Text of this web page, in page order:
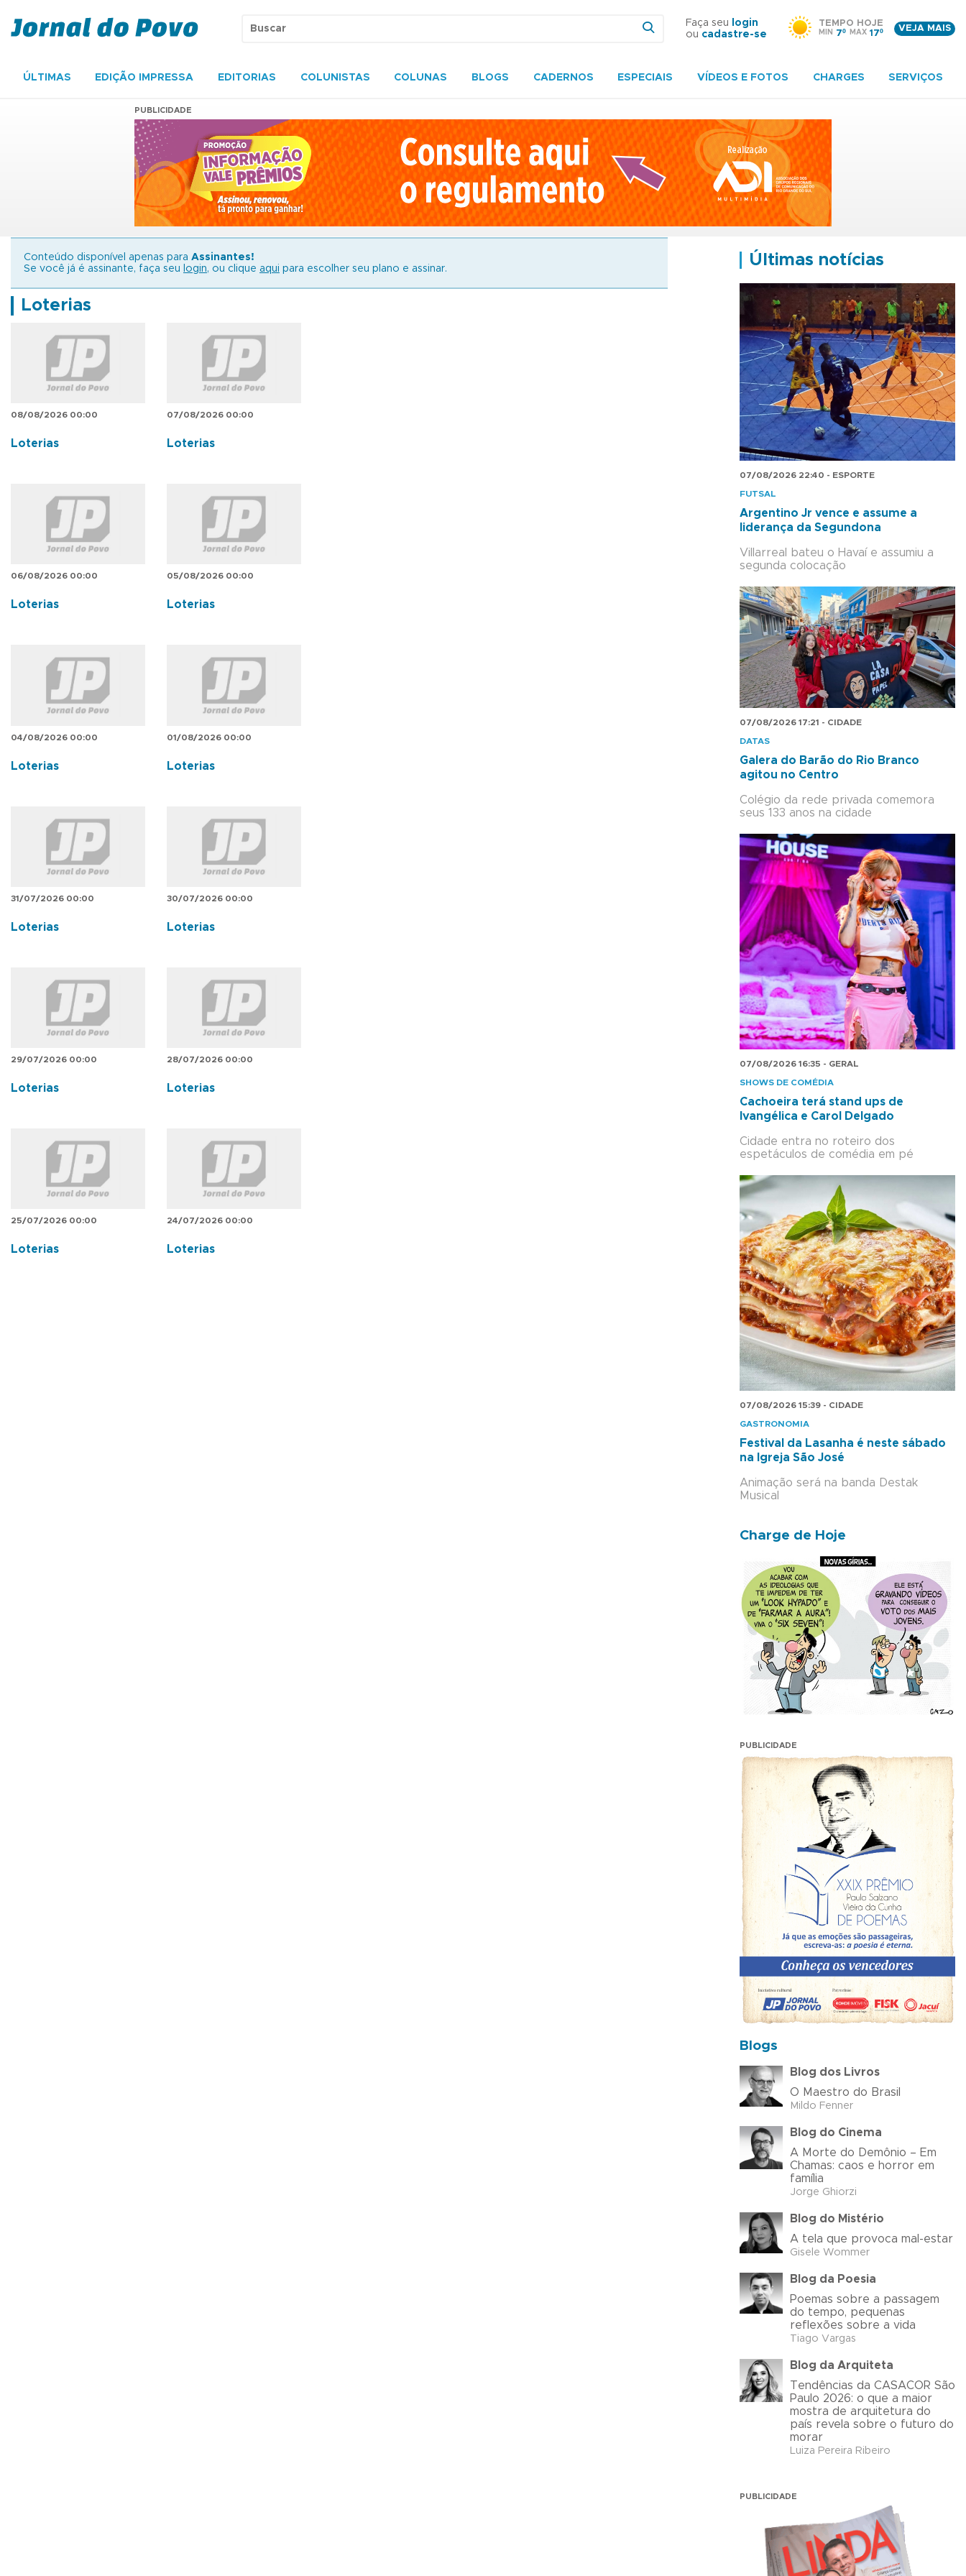
Faça seu
login
ou cadastre-se
TEMPO HOJE
MIN 7º MAX 17º
VEJA MAIS
ÚLTIMAS EDIÇÃO IMPRESSA EDITORIAS COLUNISTAS COLUNAS BLOGS CADERNOS ESPECIAIS VÍDEOS E FOTOS CHARGES SERVIÇOS
PUBLICIDADE
Conteúdo disponível apenas para Assinantes!
Se você já é assinante, faça seu
login, ou clique aqui para escolher seu plano e assinar.
Loterias
08/08/2026 00:00
Loterias
07/08/2026 00:00
Loterias
06/08/2026 00:00
Loterias
05/08/2026 00:00
Loterias
04/08/2026 00:00
Loterias
01/08/2026 00:00
Loterias
31/07/2026 00:00
Loterias
30/07/2026 00:00
Loterias
29/07/2026 00:00
Loterias
28/07/2026 00:00
Loterias
25/07/2026 00:00
Loterias
24/07/2026 00:00
Loterias
Últimas notícias
07/08/2026 22:40 - ESPORTE
FUTSAL
Argentino Jr vence e assume a
liderança da Segundona
Villarreal bateu o Havaí e assumiu a
segunda colocação
07/08/2026 17:21 - CIDADE
DATAS
Galera do Barão do Rio Branco
agitou no Centro
Colégio da rede privada comemora
seus 133 anos na cidade
07/08/2026 16:35 - GERAL
SHOWS DE COMÉDIA
Cachoeira terá stand ups de
Ivangélica e Carol Delgado
Cidade entra no roteiro dos
espetáculos de comédia em pé
07/08/2026 15:39 - CIDADE
GASTRONOMIA
Festival da Lasanha é neste sábado
na Igreja São José
Animação será na banda Destak
Musical
Charge de Hoje
PUBLICIDADE
Blogs
Blog dos Livros
O Maestro do Brasil
Mildo Fenner
Blog do Cinema
A Morte do Demônio – Em
Chamas: caos e horror em
família
Jorge Ghiorzi
Blog do Mistério
A tela que provoca mal-estar
Gisele Wommer
Blog da Poesia
Poemas sobre a passagem
do tempo, pequenas
reflexões sobre a vida
Tiago Vargas
Blog da Arquiteta
Tendências da CASACOR São
Paulo 2026: o que a maior
mostra de arquitetura do
país revela sobre o futuro do
morar
Luiza Pereira Ribeiro
PUBLICIDADE